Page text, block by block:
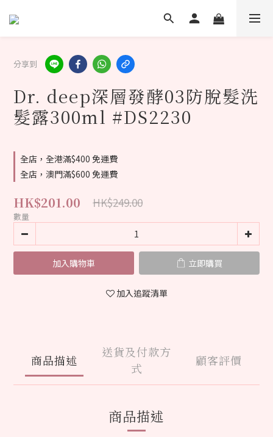
分享到
Dr. deep深層發酵03防脫髮洗
髮露300ml #DS2230
全店，全港滿$400 免運費
全店，澳門滿$600 免運費
HK$201.00 HK$249.00
數量
加入購物車 立即購買
加入追蹤清單
商品描述
送貨及付款方
式
顧客評價
商品描述